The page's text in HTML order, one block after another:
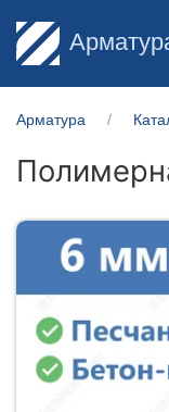
Арматура